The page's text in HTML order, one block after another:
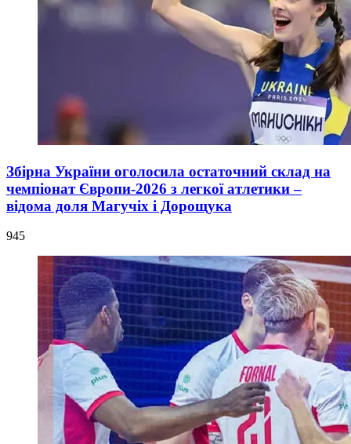
Збірна України оголосила остаточний склад на
чемпіонат Європи-2026 з легкої атлетики –
відома доля Магучіх і Дорощука
945